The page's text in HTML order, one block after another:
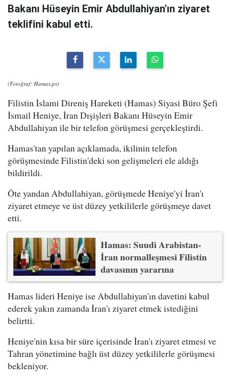
Bakanı Hüseyin Emir Abdullahiyan'ın ziyaret
teklifini kabul etti.
(Fotoğraf: Hamas.ps)
Filistin İslami Direniş Hareketi (Hamas) Siyasi Büro Şefi
İsmail Heniye, İran Dışişleri Bakanı Hüseyin Emir
Abdullahiyan ile bir telefon görüşmesi gerçekleştirdi.
Hamas'tan yapılan açıklamada, ikilinin telefon
görüşmesinde Filistin'deki son gelişmeleri ele aldığı
bildirildi.
Öte yandan Abdullahiyan, görüşmede Heniye'yi İran'ı
ziyaret etmeye ve üst düzey yetkililerle görüşmeye davet
etti.
Hamas: Suudi Arabistan-
İran normalleşmesi Filistin
davasının yararına
Hamas lideri Heniye ise Abdullahiyan'ın davetini kabul
ederek yakın zamanda İran'ı ziyaret etmek istediğini
belirtti.
Heniye'nin kısa bir süre içerisinde İran'ı ziyaret etmesi ve
Tahran yönetimine bağlı üst düzey yetkililerle görüşmesi
bekleniyor.